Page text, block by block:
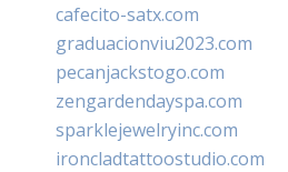
cafecito-satx.com
graduacionviu2023.com
pecanjackstogo.com
zengardendayspa.com
sparklejewelryinc.com
ironcladtattoostudio.com